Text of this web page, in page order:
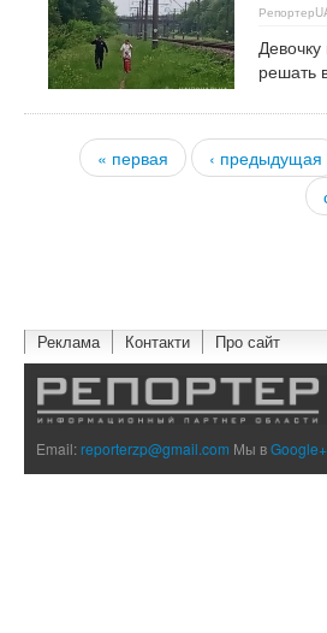
решать
Страницы
« первая ‹ предыдущая
Реклама Контакти Про сайт
Email:reporterzp@gmail.com Мы вGoogle+